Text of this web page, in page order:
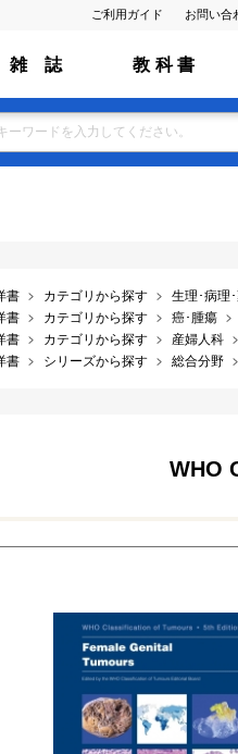
ご利用ガイド お問い合
雑 誌 教 科 書
書 カテゴリから探す 生理･病理
書 カテゴリから探す 癌･腫瘍
書 カテゴリから探す 産婦人科
書 シリーズから探す 総合分野
WHO